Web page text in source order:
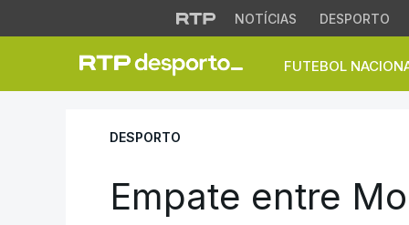
NOTÍCIAS DESPORTO
FUTEBOL
Empate entre
DESPORTO
Empate entre